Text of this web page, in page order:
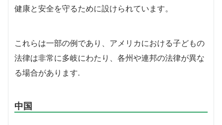
健康と安全を守るために設けられています。
これらは一部の例であり、アメリカにおける子どもの
法律は非常に多岐にわたり、各州や連邦の法律が異な
る場合があります.
中国